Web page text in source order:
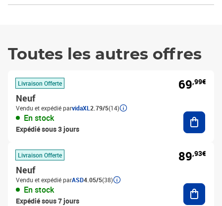
Toutes les autres offres
Livraison Offerte
Neuf
Vendu et expédié parvidaXL 2.79/5(14)
En stock
Expédié sous 3 jours
69,99€
Livraison Offerte
Neuf
Vendu et expédié parASD4.05/5(38)
En stock
Expédié sous 7 jours
89,93€